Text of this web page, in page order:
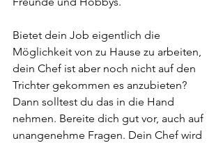
Bietet dein Job eigentlich die
Möglichkeit von zu Hause zu arbeiten,
dein Chef ist aber noch nicht auf den
Trichter gekommen es anzubieten?
Dann solltest du das in die Hand
nehmen. Bereite dich gut vor, auch auf
unangenehme Fragen. Dein Chef wird